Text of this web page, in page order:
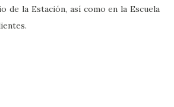
de la Estación, así como en la Escuela